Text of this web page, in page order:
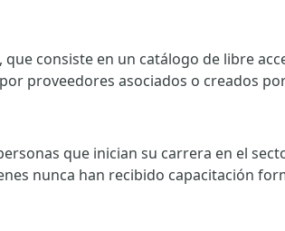
consiste en un catálogo de libre
proveedores asociados o creados
que inician su carrera en el
nunca han recibido capacitación